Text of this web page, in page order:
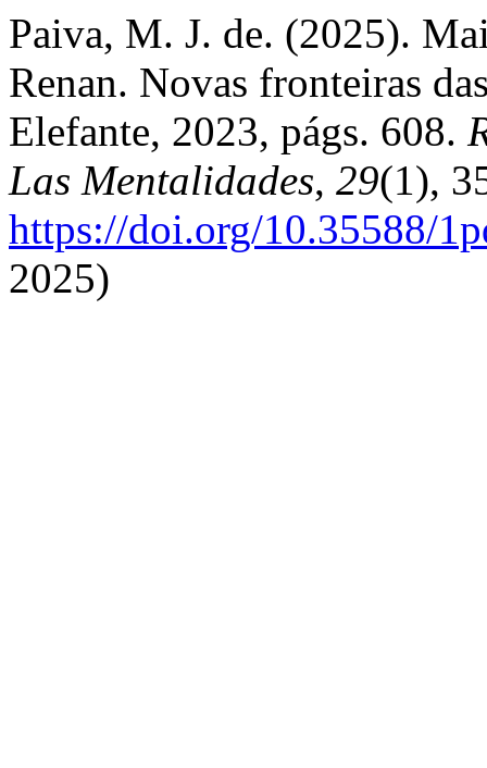
Paiva, M. J. de. (2025).
Renan. Novas fronteiras
Elefante, 2023, págs. 608.
Las Mentalidades, 29(1),
https://doi.org/10.35588/
2025)